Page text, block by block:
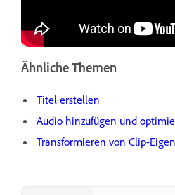
Ähnliche Themen
Titel erstellen
Audio hinzufügen und
Transformieren von Clip-